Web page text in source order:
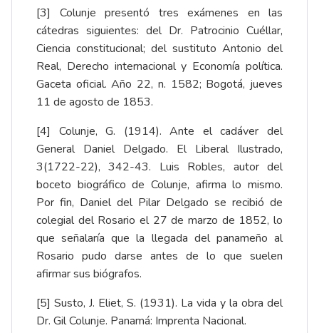
[3] Colunje presentó tres exámenes en las
cátedras siguientes: del Dr. Patrocinio Cuéllar,
Ciencia constitucional; del sustituto Antonio del
Real, Derecho internacional y Economía política.
Gaceta oficial. Año 22, n. 1582; Bogotá, jueves
11 de agosto de 1853.
[4] Colunje, G. (1914). Ante el cadáver del
General Daniel Delgado. El Liberal Ilustrado,
3(1722-22), 342-43. Luis Robles, autor del
boceto biográfico de Colunje, afirma lo mismo.
Por fin, Daniel del Pilar Delgado se recibió de
colegial del Rosario el 27 de marzo de 1852, lo
que señalaría que la llegada del panameño al
Rosario pudo darse antes de lo que suelen
afirmar sus biógrafos.
[5] Susto, J. Eliet, S. (1931). La vida y la obra del
Dr. Gil Colunje. Panamá: Imprenta Nacional.